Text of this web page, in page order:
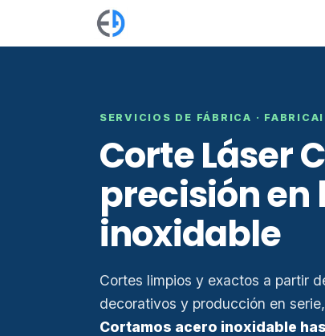
SERVICIOS DE FÁBRICA ·
Corte Láser
precisión en
inoxidable
Cortes limpios y exactos a partir
decorativos y producción en
Cortamos acero inoxidable